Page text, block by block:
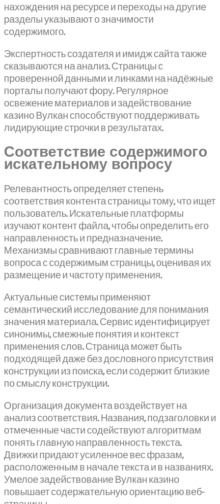
нахождения на ресурсе и переходы на другие
разделы указывают о значимости
содержимого.
Экспертность создателя и имидж сайта также
сказываются на анализ. Страницы с
проверенной данными и линками на надёжные
порталы получают фору. Регулярное
освежение материалов и задействование
казино Вулкан способствуют поддерживать
лидирующие строчки в результатах.
Соответствие содержимого
искательному вопросу
Релевантность определяет степень
соответствия контента страницы тому, что ищет
пользователь. Искательные платформы
изучают контент файла, чтобы определить его
направленность и предназначение.
Механизмы сравнивают главные термины
вопроса с содержимым страницы, оценивая их
размещение и частоту применения.
Актуальные системы применяют
семантический исследование для понимания
значения материала. Сервис идентифицирует
синонимы, смежные понятия и контекст
применения слов. Страница может быть
подходящей даже без дословного присутствия
конструкции из поиска, если содержит близкие
по смыслу конструкции.
Организация документа воздействует на
анализ соответствия. Названия, подзаголовки и
отмеченные части содействуют алгоритмам
понять главную направленность текста.
Движки придают усиленное вес фразам,
расположенным в начале текста и в названиях.
Умелое задействование Вулкан казино
повышает содержательную ориентацию веб-